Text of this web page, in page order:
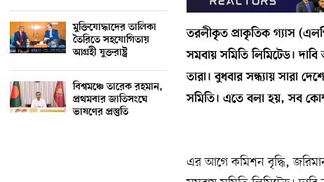
মুক্তিযোদ্ধাদের তালিকা
তৈরিতে সহযোগিতায়
আগ্রহী যুক্তরাষ্ট্র
বিশ্বমঞ্চে তারেক রহমান,
প্রথমবার জাতিসংঘে
ভাষণের প্রস্তুতি
তরলীকৃত প্রাকৃতিক গ‍্যাস
সমবায় সমিতি লিমিটেড। দাবি
তারা। বুধবার সন্ধ‍্যায় সারা
সমিতি। এতে বলা হয়, সব
এর আগে কমিশন বৃদ্ধি,